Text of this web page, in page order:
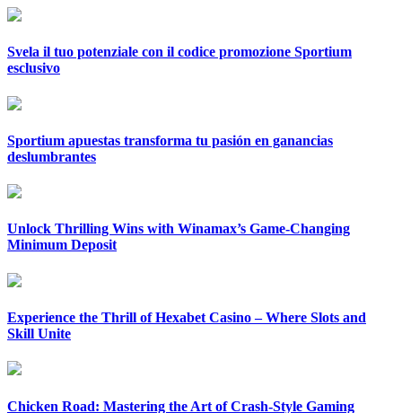
Svela il tuo potenziale con il codice promozione Sportium
esclusivo
Sportium apuestas transforma tu pasión en ganancias
deslumbrantes
Unlock Thrilling Wins with Winamax’s Game-Changing
Minimum Deposit
Experience the Thrill of Hexabet Casino – Where Slots and
Skill Unite
Chicken Road: Mastering the Art of Crash-Style Gaming